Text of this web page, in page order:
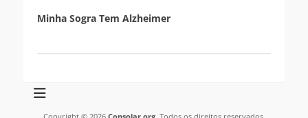
Minha Sogra Tem Alzheimer